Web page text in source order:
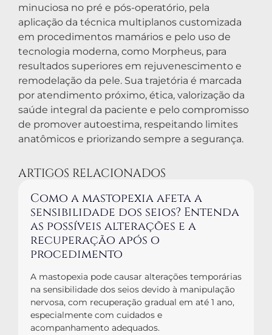
minuciosa no pré e pós-operatório, pela
aplicação da técnica multiplanos customizada
em procedimentos mamários e pelo uso de
tecnologia moderna, como Morpheus, para
resultados superiores em rejuvenescimento e
remodelação da pele. Sua trajetória é marcada
por atendimento próximo, ética, valorização da
saúde integral da paciente e pelo compromisso
de promover autoestima, respeitando limites
anatômicos e priorizando sempre a segurança.
ARTIGOS RELACIONADOS
Como a mastopexia afeta a
sensibilidade dos seios? Entenda
as possíveis alterações e a
recuperação após o
procedimento
A mastopexia pode causar alterações temporárias
na sensibilidade dos seios devido à manipulação
nervosa, com recuperação gradual em até 1 ano,
especialmente com cuidados e
acompanhamento adequados.